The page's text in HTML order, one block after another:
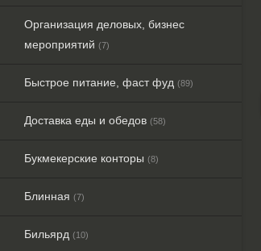
Организация деловых, бизнес
мероприятий (7)
Быстрое питание, фаст фуд (89)
Доставка еды и обедов (58)
Букмекерские конторы (8)
Блинная (7)
Бильярд (10)